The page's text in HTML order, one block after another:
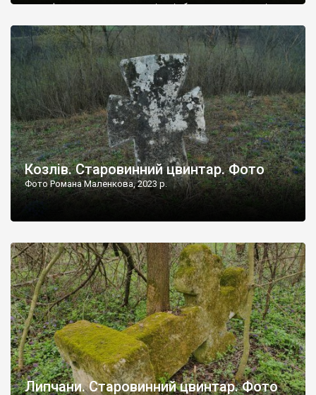
рельєфне пано, яке показує жінку і яблуню, а трохи далі, десь
не видно, але видно дві стареньких колії у траві – […]
Козлів. Старовинний цвинтар. Фото
Фото Романа Маленкова, 2023 р.
Липчани. Старовинний цвинтар. Фото